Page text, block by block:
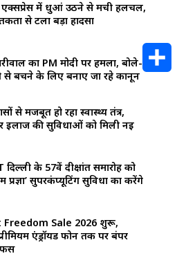
एक्सप्रेस में धुआं उठने से मची हलचल,
से टला बड़ा हादसा
का PM मोदी पर हमला, बोले-
से बचने के लिए बनाए जा रहे कानून
से मजबूत हो रहा स्वास्थ्य तंत्र,
इलाज की सुविधाओं को मिली नई
के 57वें दीक्षांत समारोह को
प्रज्ञा’ सुपरकंप्यूटिंग सुविधा का करेंगे
Sale 2026 शुरू,
एंड्रॉयड फोन तक पर बंपर